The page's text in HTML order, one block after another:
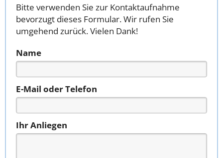
Bitte verwenden Sie zur Kontaktaufnahme
bevorzugt dieses Formular. Wir rufen Sie
umgehend zurück. Vielen Dank!
Name
E-Mail oder Telefon
Ihr Anliegen